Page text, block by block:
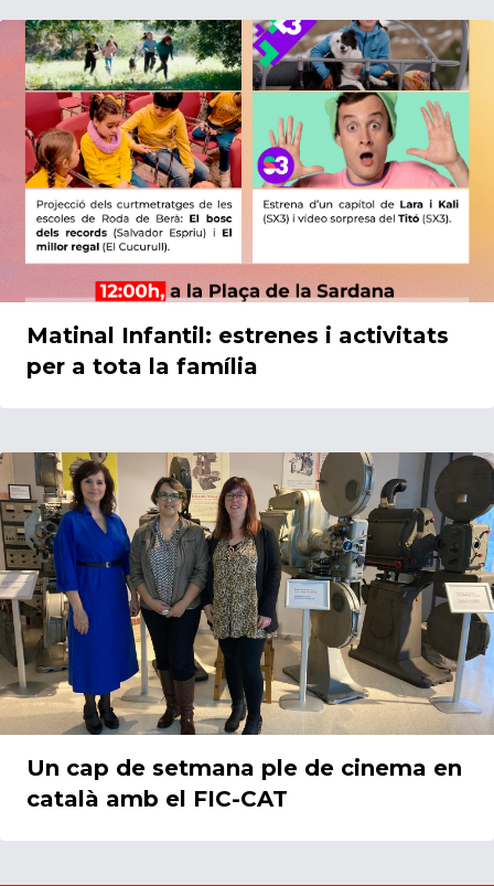
22/05/2024
Matinal Infantil: estrenes i activitats
per a tota la família
21/05/2024
Un cap de setmana ple de cinema en
català amb el FIC-CAT